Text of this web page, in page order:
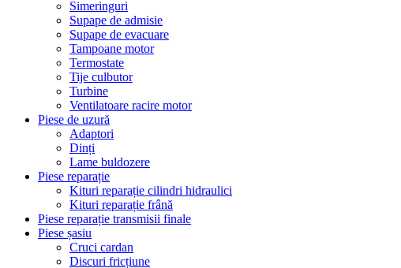
Simeringuri
Supape de admisie
Supape de evacuare
Tampoane motor
Termostate
Tije culbutor
Turbine
Ventilatoare racire motor
Piese de uzură
Adaptori
Dinți
Lame buldozere
Piese reparație
Kituri reparație cilindri hidraulici
Kituri reparație frână
Piese reparație transmisii finale
Piese șasiu
Cruci cardan
Discuri fricțiune